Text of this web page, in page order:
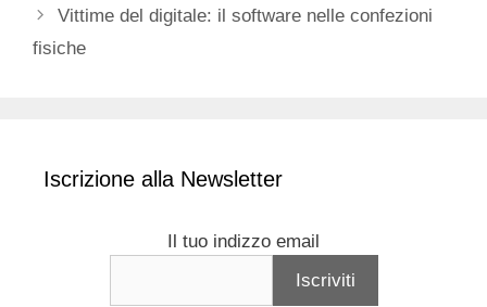
Vittime del digitale: il software nelle confezioni
fisiche
Iscrizione alla Newsletter
Il tuo indizzo email